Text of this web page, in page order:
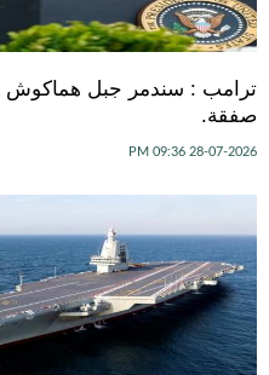
ترامب : سندمر جبل هماكوش
صفقة.
28-07-2026 09:36 PM